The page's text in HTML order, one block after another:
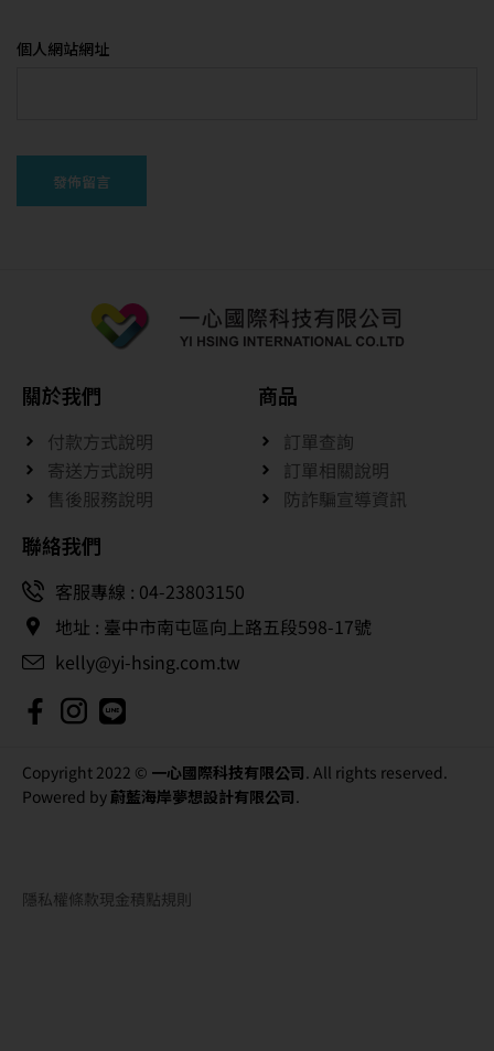
個人網站網址
關於我們
付款方式說明
寄送方式說明
售後服務說明
商品
訂單查詢
訂單相關說明
防詐騙宣導資訊
聯絡我們
客服專線 : 04-23803150
地址 : 臺中市南屯區向上路五段598-17號
kelly@yi-hsing.com.tw
Copyright 2022 © 一心國際科技有限公司. All rights reserved.
Powered by蔚藍海岸夢想設計有限公司.
隱私權條款現金積點規則